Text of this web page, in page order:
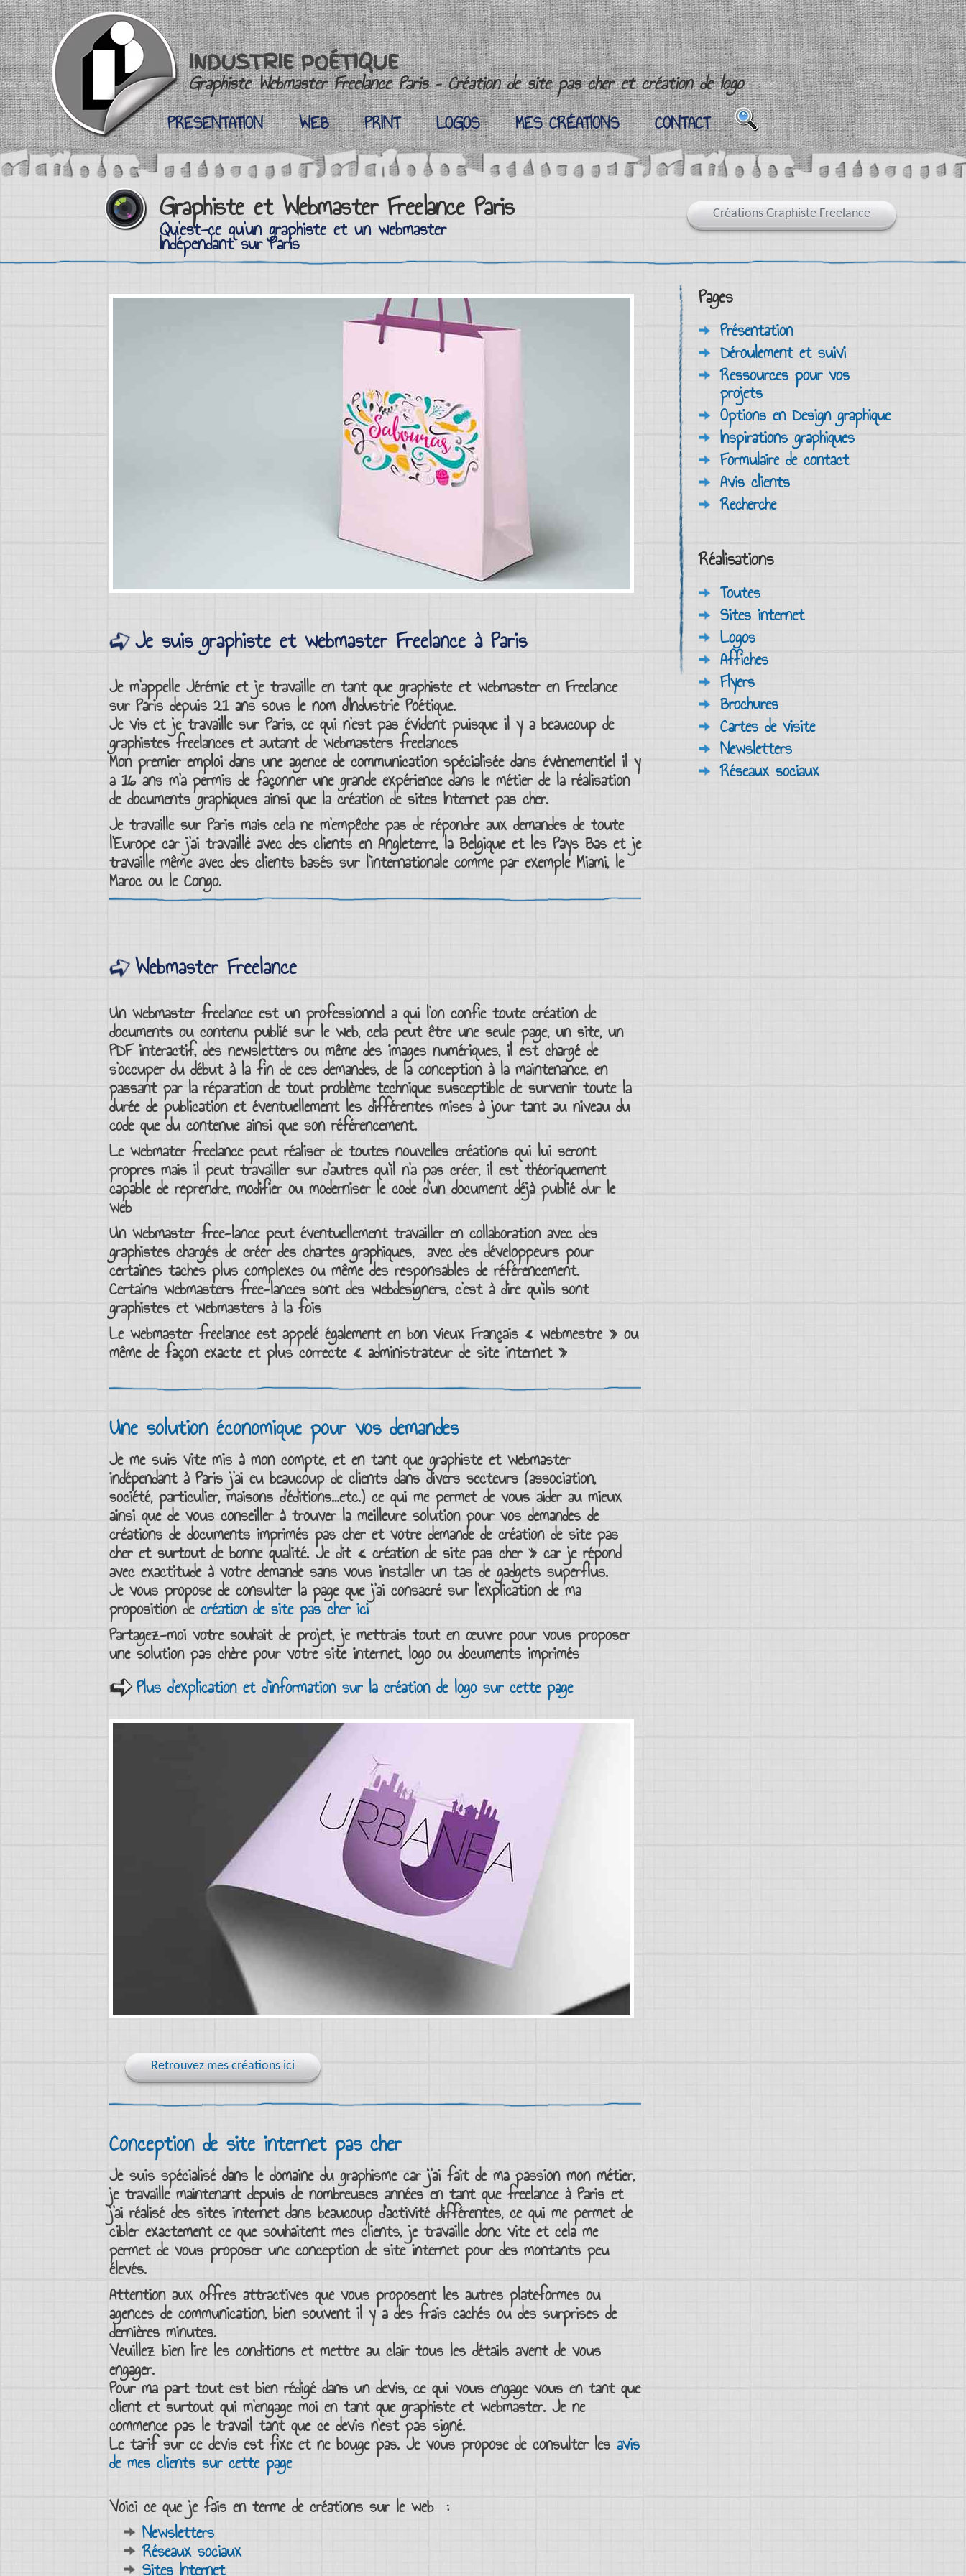
INDUSTRIE POÉTIQUE
Graphiste Webmaster Freelance Paris – Création de site pas cher et création de logo
PRESENTATION
PRESENTATION
WEB
WEB
PRINT
PRINT
LOGOS
LOGOS
MES CRÉATIONS
MES CRÉATIONS
CONTACT
CONTACT
Graphiste et Webmaster Freelance Paris
Qu'est-ce qu'un graphiste et un webmaster
Indépendant sur Paris
Créations Graphiste Freelance
Je suis graphiste et webmaster Freelance à Paris
Je m’appelle Jérémie et je travaille en tant que graphiste et webmasteren Freelance
sur Paris depuis 21 ans sous le nom d’Industrie Poétique.
Je vis et je travaille sur Paris, ce qui n’est pas évident puisque il y a beaucoup de
graphistes freelances et autant dewebmasters freelances
Mon premier emploi dans une agence de communicationspécialisée dans évènementiel il y
a 16 ans m’a permis de façonner une grande expérience dans le métier de la réalisation
de documents graphiques ainsi que la création de sites Internet pas cher.
Je travaille sur Paris mais cela ne m’empêche pas de répondre aux demandes de toute
l’Europe car j’ai travaillé avec des clients en Angleterre, la Belgique et les Pays Bas et je
travaille même avec des clients basés sur l’internationale comme par exemple Miami, le
Maroc ou le Congo.
Webmaster Freelance
Un webmaster freelanceest un professionnel a qui l’on confie toute création de
documents ou contenu publiésur le web, cela peut être une seule page, un site, un
PDF interactif, des newsletters ou même des images numériques, il est chargé de
s’occuper du début à la fin de ces demandes, de la conception à la maintenance, en
passant par la réparation de tout problème technique susceptible de survenir toute la
durée de publication et éventuellement les différentes mises à jour tant au niveau du
code que du contenue ainsi que son référencement.
Le webmater freelancepeut réaliser de toutes nouvelles créations qui lui seront
propres mais il peut travailler sur d’autres qu’il n’a pas créer, il est théoriquement
capable de reprendre, modifier ou moderniser le code d’un document déjà publié dur le
web
Un webmaster free-lancepeut éventuellement travailler en collaboration avec des
graphistes chargés de créer des chartes graphiques, avec des développeurs pour
certaines taches plus complexes ou même des responsables de référencement.
Certains webmasters free-lances sont des webdesigners, c’est à dire qu’ils sont
graphistes et webmasters à la fois
Le webmaster freelanceest appelé également en bon vieux Français « webmestre» ou
même de façon exacte et plus correcte « administrateur de site internet»
Une solution économique pour vos demandes
Je me suis vite mis à mon compte, et en tant que graphiste et webmaster
indépendant à Paris j’ai eu beaucoup de clients dans divers secteurs (association,
société, particulier, maisons d’éditions…etc.) ce qui me permet de vous aider au mieux
ainsi que de vous conseiller à trouver la meilleure solution pour vos demandes de
créations de documents imprimés pas cher et votre demande de création de site pas
cheret surtout de bonne qualité. Je dit « création de site pas cher» car je répond
avec exactitude à votre demande sans vous installer un tas de gadgets superflus.
Je vous propose de consulter la page que j’ai consacré sur l’explication de ma
proposition de création de site pas cher ici
Partagez-moi votre souhait de projet, je mettrais tout en œuvre pour vous proposer
une solution pas chèrepour votresite internet, logoou documents imprimés
Plus d'explication et d'information sur la création de logo sur cette page
Retrouvez mes créations ici
Conception de site internet pas cher
Je suis spécialisé dans le domaine du graphismecar j’ai fait de ma passion mon métier,
je travaille maintenant depuis de nombreuses années en tant que freelance à Paris et
j’ai réalisé des sites internetdans beaucoup d’activité différentes, ce qui me permet de
cibler exactement ce que souhaitent mes clients, je travaille donc vite et cela me
permet de vous proposer une conception de site internet pour des montants peu
élevés.
Attention aux offres attractives que vous proposent les autres plateformes ou
agences de communication, bien souvent il y a des frais cachés ou des surprises de
dernières minutes.
Veuillez bien lire les conditions et mettre au clair tous les détails avent de vous
engager.
Pour ma part tout est bien rédigé dans un devis, ce qui vous engage vous en tant que
client et surtout qui m’engage moi en tant que graphiste et webmaster. Je ne
commence pas le travail tant que ce devis n’est pas signé.
Letarif sur ce devis est fixe et ne bouge pas. Je vous propose de consulter les avis
de mes clients sur cette page
Voici ce que je fais en terme de créations sur le web:
Newsletters
Réseaux sociaux
Sites Internet
Pages
Présentation
Déroulement et suivi
Ressources pour vos
projets
Options en Design graphique
Inspirations graphiques
Formulaire de contact
Avis clients
Recherche
Réalisations
Toutes
Sites internet
Logos
Affiches
Flyers
Brochures
Cartes de visite
Newsletters
Réseaux sociaux